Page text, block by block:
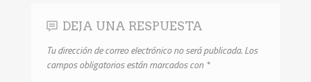
DEJA UNA RESPUESTA
Tu dirección de correo electrónico no será publicada.Los
campos obligatorios están marcados con *